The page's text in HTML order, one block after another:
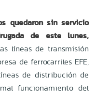
quedaron sin servicio
de este lunes,
líneas de transmisión
de ferrocarriles EFE,
de distribución de
funcionamiento del